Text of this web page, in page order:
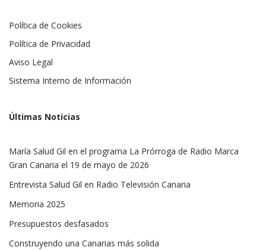
Política de Cookies
Política de Privacidad
Aviso Legal
Sistema Interno de Información
Últimas Noticias
María Salud Gil en el programa La Prórroga de Radio Marca
Gran Canaria el 19 de mayo de 2026
Entrevista Salud Gil en Radio Televisión Canaria
Memoria 2025
Presupuestos desfasados
Construyendo una Canarias más solida